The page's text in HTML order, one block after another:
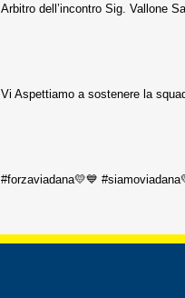
Arbitro dell’incontro Sig. Vallone
Vi Aspettiamo a sostenere la
#forzaviadana💛💙